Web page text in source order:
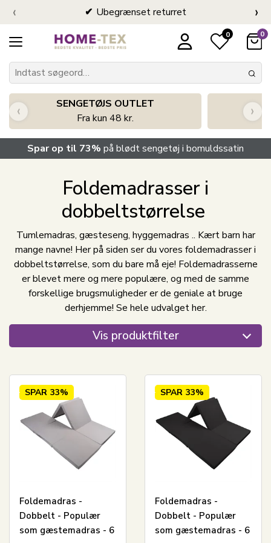
Ubegrænset returret
‹ ›
0 0
SENGETØJS OUTLET
Fra kun 48 kr.
‹ ›
Spar op til 73% på blødt sengetøj i bomuldssatin
Foldemadrasser i
dobbeltstørrelse
Tumlemadras, gæsteseng, hyggemadras .. Kært barn har
mange navne! Her på siden ser du vores foldemadrasser i
dobbeltstørrelse, som du bare må eje! Foldemadrasserne
er blevet mere og mere populære, og med de samme
forskellige brugsmuligheder er de geniale at bruge
derhjemme! Se hele udvalget her.
Vis produktfilter
SPAR 33%
Foldemadras -
Dobbelt - Populær
som gæstemadras - 6
SPAR 33%
Foldemadras -
Dobbelt - Populær
som gæstemadras - 6